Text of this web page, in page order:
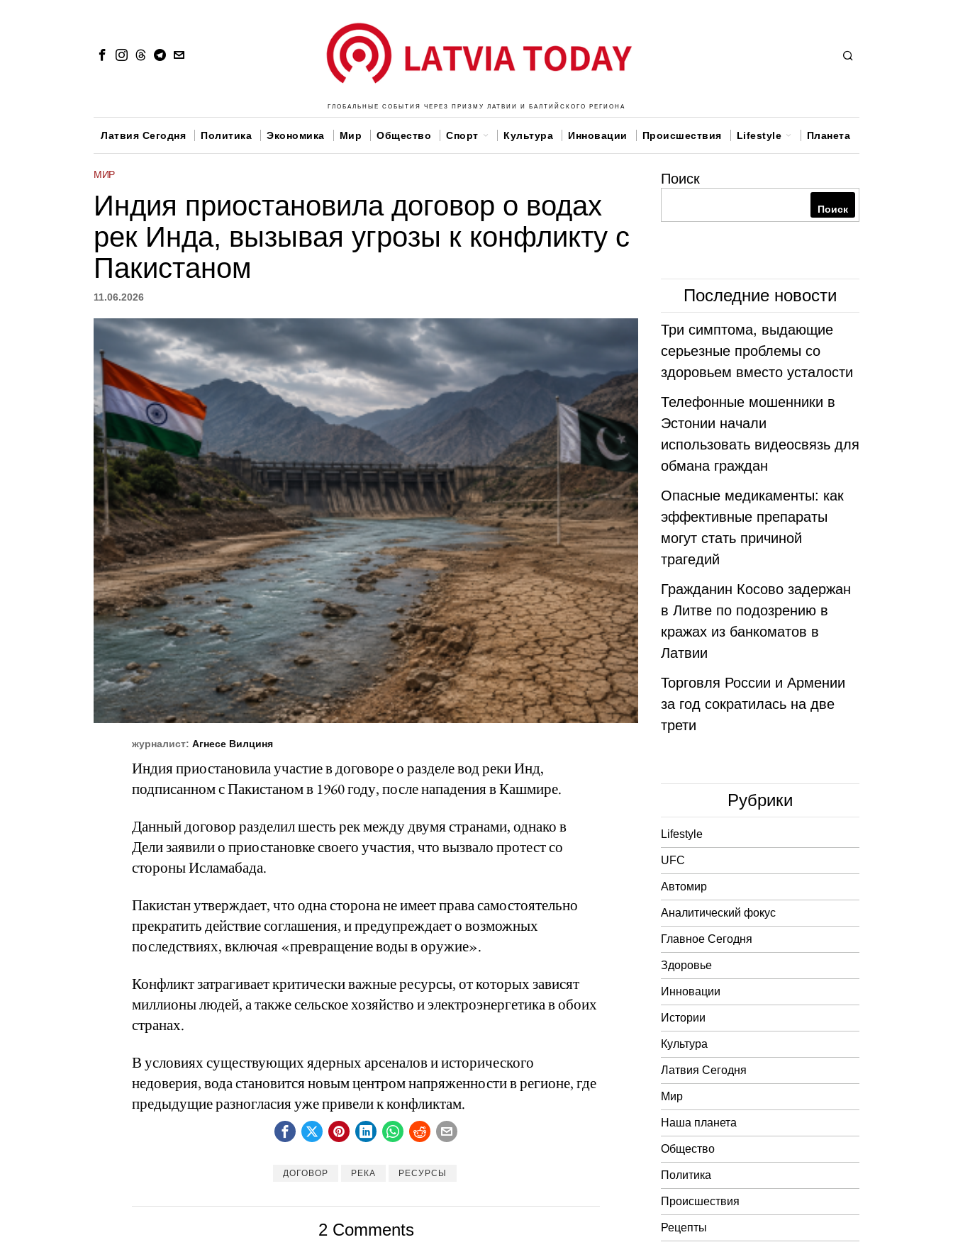
ГЛОБАЛЬНЫЕ СОБЫТИЯ ЧЕРЕЗ ПРИЗМУ ЛАТВИИ И БАЛТИЙСКОГО РЕГИОНА
Латвия Сегодня Политика Экономика Мир Общество Спорт Культура Инновации Происшествия Lifestyle Планета
МИР
Индия приостановила договор о водах
рек Инда, вызывая угрозы к конфликту с
Пакистаном
11.06.2026
журналист: Агнесе Вилциня
Индия приостановила участие в договоре о разделе вод реки Инд,
подписанном с Пакистаном в 1960 году, после нападения в Кашмире.
Данный договор разделил шесть рек между двумя странами, однако в
Дели заявили о приостановке своего участия, что вызвало протест со
стороны Исламабада.
Пакистан утверждает, что одна сторона не имеет права самостоятельно
прекратить действие соглашения, и предупреждает о возможных
последствиях, включая «превращение воды в оружие».
Конфликт затрагивает критически важные ресурсы, от которых зависят
миллионы людей, а также сельское хозяйство и электроэнергетика в обоих
странах.
В условиях существующих ядерных арсеналов и исторического
недоверия, вода становится новым центром напряженности в регионе, где
предыдущие разногласия уже привели к конфликтам.
ДОГОВОР РЕКА РЕСУРСЫ
2 Comments
Поиск
Поиск
Последние новости
Три симптома, выдающие
серьезные проблемы со
здоровьем вместо усталости
Телефонные мошенники в
Эстонии начали
использовать видеосвязь для
обмана граждан
Опасные медикаменты: как
эффективные препараты
могут стать причиной
трагедий
Гражданин Косово задержан
в Литве по подозрению в
кражах из банкоматов в
Латвии
Торговля России и Армении
за год сократилась на две
трети
Рубрики
Lifestyle
UFC
Автомир
Аналитический фокус
Главное Сегодня
Здоровье
Инновации
Истории
Культура
Латвия Сегодня
Мир
Наша планета
Общество
Политика
Происшествия
Рецепты